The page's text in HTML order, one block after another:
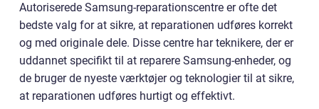
Autoriserede Samsung-reparationscentre er ofte det
bedste valg for at sikre, at reparationen udføres korrekt
og med originale dele. Disse centre har teknikere, der er
uddannet specifikt til at reparere Samsung-enheder, og
de bruger de nyeste værktøjer og teknologier til at sikre,
at reparationen udføres hurtigt og effektivt.